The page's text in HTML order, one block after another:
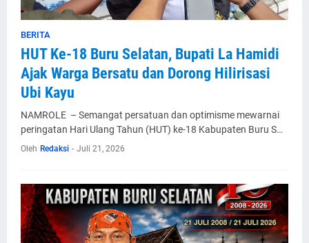
BERITA
HUT Ke-18 Buru Selatan, Bupati La Hamidi
Ajak Warga Bersatu dan Dorong Hilirisasi
Ubi Kayu
NAMROLE – Semangat persatuan dan optimisme mewarnai
peringatan Hari Ulang Tahun (HUT) ke-18 Kabupaten Buru S…
Oleh Redaksi - Juli 21, 2026